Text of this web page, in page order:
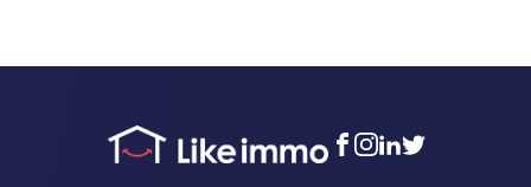
facebook
instagram
linkedin
twitter